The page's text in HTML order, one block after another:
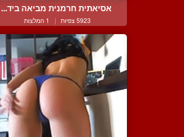
אסיאתית חרמנית מביאה ביד...
5923 צפיות | 1 המלצות